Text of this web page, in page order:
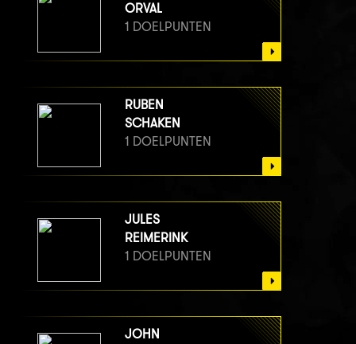
ORVAL
1 DOELPUNTEN
RUBEN
SCHAKEN
1 DOELPUNTEN
JULES
REIMERINK
1 DOELPUNTEN
JOHN